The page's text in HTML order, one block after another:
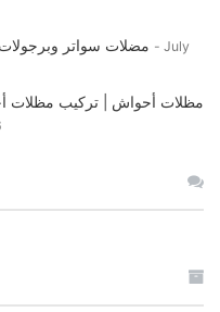
مضلات سواتر
July
مظلات أحواش | تركيب مظلات